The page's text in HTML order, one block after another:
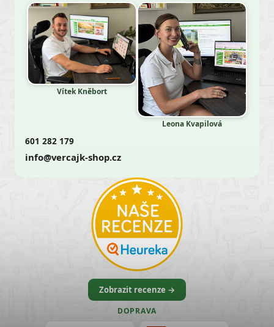
Vítek Kněbort
Leona Kvapilová
601 282 179
info@vercajk-shop.cz
Zobrazit recenze →
DOPRAVA